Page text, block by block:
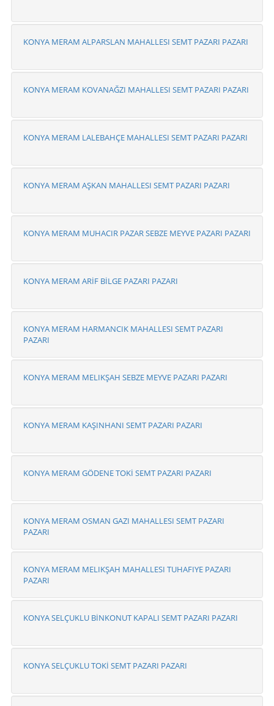
KONYA MERAM ALPARSLAN MAHALLESI SEMT PAZARI PAZARI
KONYA MERAM KOVANAĞZI MAHALLESI SEMT PAZARI PAZARI
KONYA MERAM LALEBAHÇE MAHALLESI SEMT PAZARI PAZARI
KONYA MERAM AŞKAN MAHALLESI SEMT PAZARI PAZARI
KONYA MERAM MUHACIR PAZAR SEBZE MEYVE PAZARI PAZARI
KONYA MERAM ARİF BİLGE PAZARI PAZARI
KONYA MERAM HARMANCIK MAHALLESI SEMT PAZARI
PAZARI
KONYA MERAM MELIKŞAH SEBZE MEYVE PAZARI PAZARI
KONYA MERAM KAŞINHANI SEMT PAZARI PAZARI
KONYA MERAM GÖDENE TOKİ SEMT PAZARI PAZARI
KONYA MERAM OSMAN GAZI MAHALLESI SEMT PAZARI
PAZARI
KONYA MERAM MELIKŞAH MAHALLESI TUHAFIYE PAZARI
PAZARI
KONYA SELÇUKLU BİNKONUT KAPALI SEMT PAZARI PAZARI
KONYA SELÇUKLU TOKİ SEMT PAZARI PAZARI